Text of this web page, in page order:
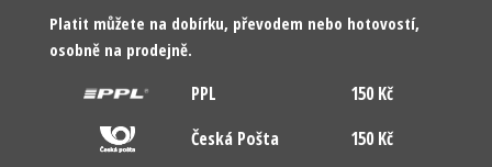
Platit můžete na dobírku, převodem nebo hotovostí,
osobně na prodejně.
PPL
150 Kč
Česká Pošta
150 Kč